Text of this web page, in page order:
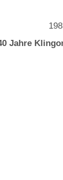
Jahre